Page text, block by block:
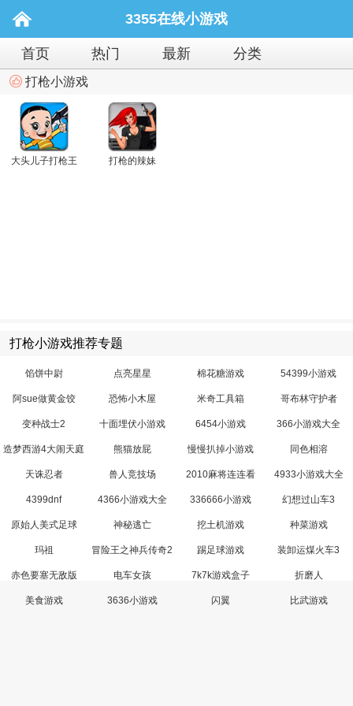
3355在线小游戏
首页 热门 最新 分类
打枪小游戏
大头儿子打枪王 打枪的辣妹
打枪小游戏推荐专题
馅饼中尉 点亮星星 棉花糖游戏 54399小游戏
阿sue做黄金饺 恐怖小木屋 米奇工具箱 哥布林守护者
变种战士2 十面埋伏小游戏 6454小游戏 366小游戏大全
造梦西游4大闹天庭 熊猫放屁 慢慢扒掉小游戏 同色相溶
天诛忍者 兽人竞技场 2010麻将连连看 4933小游戏大全
4399dnf 4366小游戏大全 336666小游戏 幻想过山车3
原始人美式足球 神秘逃亡 挖土机游戏 种菜游戏
玛祖 冒险王之神兵传奇2 踢足球游戏 装卸运煤火车3
赤色要塞无敌版 电车女孩 7k7k游戏盒子 折磨人
美食游戏 3636小游戏 闪翼 比武游戏